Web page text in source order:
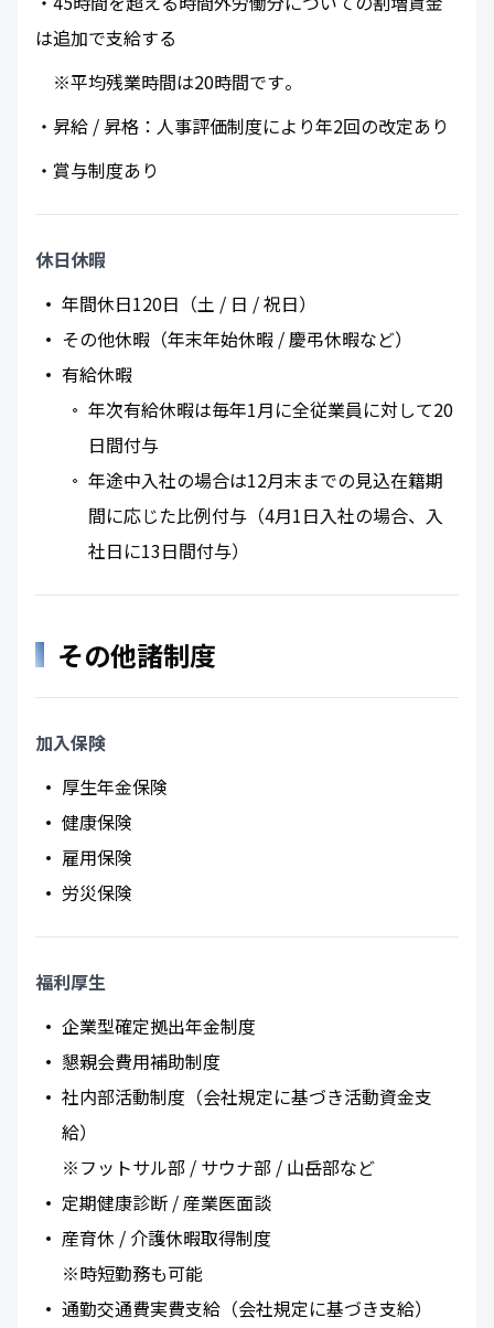
は追加で支給する
※平均残業時間は20時間です​。
・昇給 / 昇格：人事評価制度により年2回の改定あり
・賞与制度あり
休日休暇
年間休日120日（土 / 日 / 祝日）
その他休暇（年末年始休暇 / 慶弔休暇など）
有給休暇
年次有給休暇は毎年1月に全従業員に対して20
日間付与
年途中入社の場合は12月末までの見込在籍期
間に応じた比例付与（4月1日入社の場合、入
社日に13日間付与）
その他諸制度
加入保険
厚生年金保険
健康保険
雇用保険
労災保険
福利厚生
企業型確定拠出年金制度
懇親会費用補助制度
社内部活動制度（会社規定に基づき活動資金支
給）
※フットサル部 / サウナ部 / 山岳部など
定期健康診断 / 産業医面談
産育休 / 介護休暇取得制度
※時短勤務も可能
通勤交通費実費支給（会社規定に基づき支給）